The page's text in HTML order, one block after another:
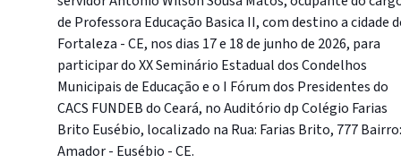
de Professora Educação Basica II, com destino a cidade
Fortaleza - CE, nos dias 17 e 18 de junho de 2026, para
participar do XX Seminário Estadual dos Condelhos
Municipais de Educação e o I Fórum dos Presidentes do
CACS FUNDEB do Ceará, no Auditório dp Colégio Farias
Brito Eusébio, localizado na Rua: Farias Brito, 777 Bairro:
Amador - Eusébio - CE.